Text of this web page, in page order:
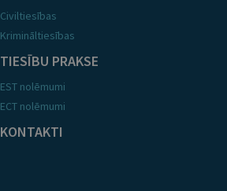
Civiltiesības
Krimināltiesības
TIESĪBU PRAKSE
EST nolēmumi
ECT nolēmumi
KONTAKTI